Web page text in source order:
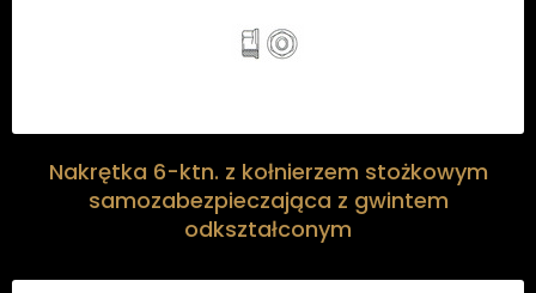
Nakrętka 6-ktn. z kołnierzem stożkowym
samozabezpieczająca z gwintem
odkształconym